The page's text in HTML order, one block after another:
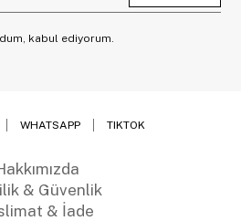
kabul ediyorum.
WHATSAPP TIKTOK
& Güvenlik
& İade